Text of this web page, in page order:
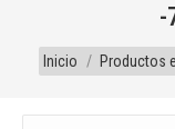
-
Estás aquí:
Inicio Productos